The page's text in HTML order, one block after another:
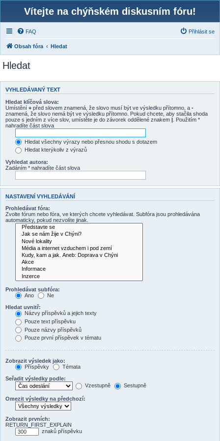
Vítejte na chýňském diskusním fóru!
FAQ Přihlásit se
Obsah fóra Hledat
Hledat
VYHLEDÁVANÝ TEXT
Hledat klíčová slova:
Umístění + před slovem znamená, že slovo musí být ve výsledku přítomno, a -
znamená, že slovo nemá být ve výsledku přítomno. Pokud chcete, aby stačila shoda
pouze s jedním z více slov, umístěte je do závorek oddělené znakem | . Použitím *
nahradíte část slova
Hledat všechny výrazy nebo přesnou shodu s dotazem
Hledat kterýkoliv z výrazů
Vyhledat autora:
Zadáním * nahradíte část slova
NASTAVENÍ VYHLEDÁVÁNÍ
Prohledávat fóra:
Zvolte fórum nebo fóra, ve kterých chcete vyhledávat. Subfóra jsou prohledávána
automaticky, pokud nezvolíte jinak.
Prohledávat subfóra:
Ano
Ne
Hledat uvnitř:
Názvy příspěvků a jejich texty
Pouze text příspěvku
Pouze názvy příspěvků
Pouze první příspěvek v tématu
Zobrazit výsledek jako:
Příspěvky
Témata
Seřadit výsledky podle:
Vzestupně
Sestupně
Omezit výsledky na předchozí:
Zobrazit prvních:
RETURN_FIRST_EXPLAIN
znaků příspěvku